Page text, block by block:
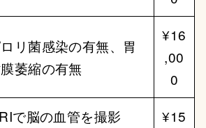
リ菌感染の有無、胃
萎縮の有無
¥16
,00
0
で脳の血管を撮影
¥15